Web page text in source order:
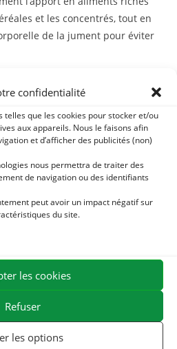
confidentialité
telles que les cookies pour stocker et/ou
aux appareils. Nous le faisons afin
et d’afficher des publicités (non)
nous permettra de traiter des
de navigation ou des identifiants
peut avoir un impact négatif sur
du site.
les cookies
Refuser
les options
et les concentrés, tout en
de la jument pour éviter
pour la production de
en protéines de la jument
significative. Il est
son alimentation des sources
comme le soja ou l’alfalfa,
accrus.
pour la santé osseuse de la
du poulain. Une alimentation
est cruciale pendant la